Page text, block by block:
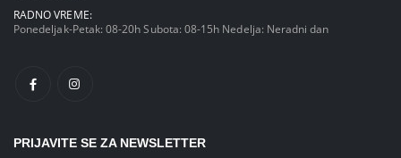
RADNO VREME:
Ponedeljak-Petak: 08-20h Subota: 08-15h Nedelja: Neradni dan
PRIJAVITE SE ZA NEWSLETTER